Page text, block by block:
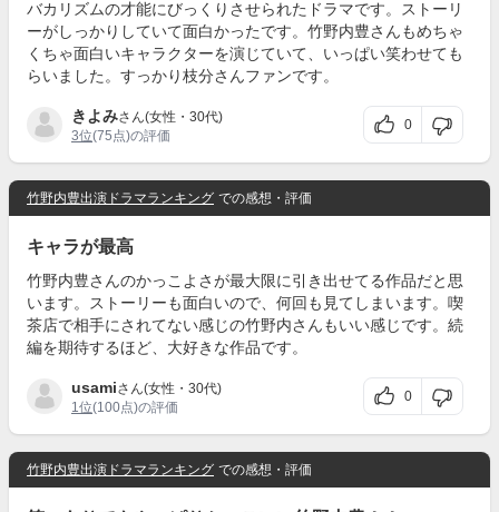
バカリズムの才能にびっくりさせられたドラマです。ストーリ
ーがしっかりしていて面白かったです。竹野内豊さんもめちゃ
くちゃ面白いキャラクターを演じていて、いっぱい笑わせても
らいました。すっかり枝分さんファンです。
きよみさん(女性・30代)
3位(75点)の評価
0
竹野内豊出演ドラマランキング での感想・評価
キャラが最高
竹野内豊さんのかっこよさが最大限に引き出せてる作品だと思
います。ストーリーも面白いので、何回も見てしまいます。喫
茶店で相手にされてない感じの竹野内さんもいい感じです。続
編を期待するほど、大好きな作品です。
usamiさん(女性・30代)
1位(100点)の評価
0
竹野内豊出演ドラマランキング での感想・評価